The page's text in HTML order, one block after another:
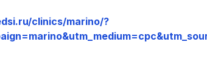
clinics/marino/?